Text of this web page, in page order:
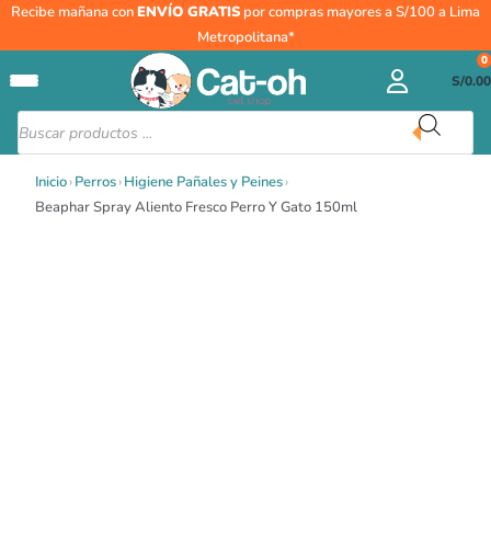
Recibe mañana conENVÍO GRATIS por compras mayores a S/100 a Lima
Metropolitana*
Búsqueda
de
productos
S/0.00
0
Inicio›Perros›Higiene Pañales y Peines›
Beaphar Spray Aliento Fresco Perro Y Gato 150ml
Beaphar
Fresco
Perro
Y
150ml
cantidad